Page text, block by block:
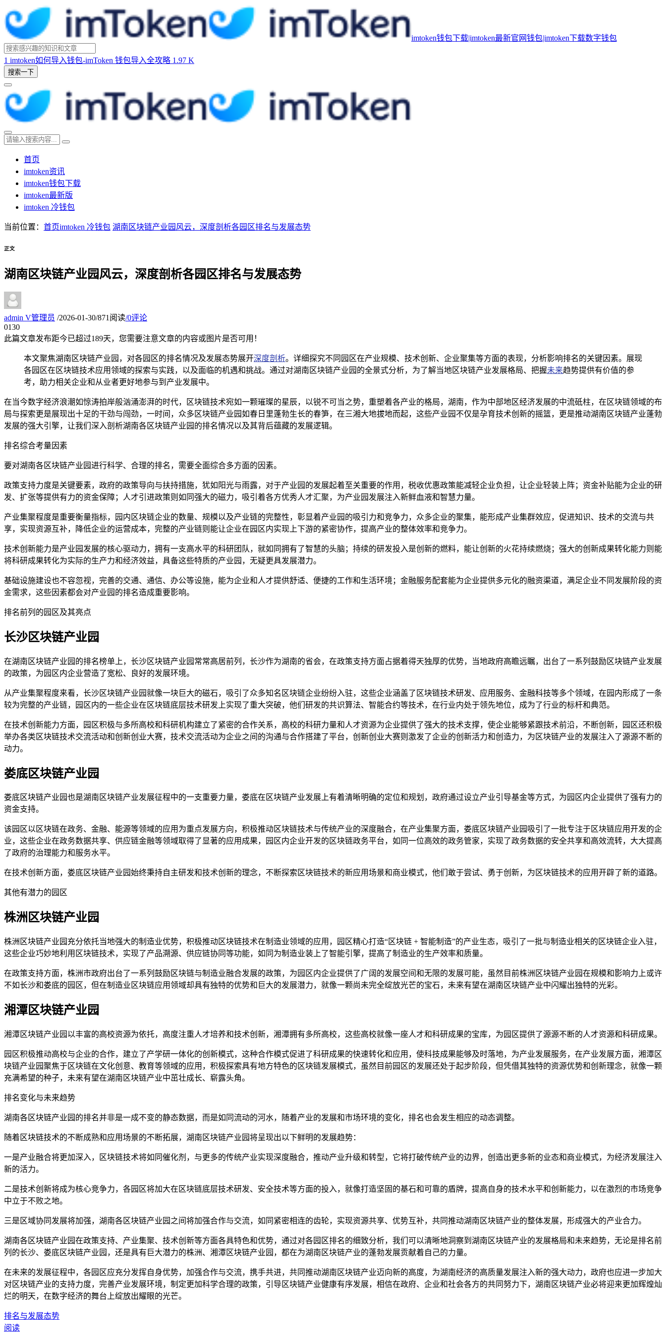
imtoken钱包下载|imtoken最新官网钱包|imtoken下载数字钱包
1 imtoken如何导入钱包-imToken 钱包导入全攻略 1.97 K
搜索一下
首页
imtoken资讯
imtoken钱包下载
imtoken最新版
imtoken 冷钱包
当前位置： 首页imtoken 冷钱包 湖南区块链产业园风云，深度剖析各园区排名与发展态势
正文
湖南区块链产业园风云，深度剖析各园区排名与发展态势
admin V管理员 /2026-01-30/871阅读/0评论
0130
此篇文章发布距今已超过189天，您需要注意文章的内容或图片是否可用！
本文聚焦湖南区块链产业园，对各园区的排名情况及发展态势展开深度剖析。详细探究不同园区在产业规模、技术创新、企业聚集等方面的表现，分析影响排名的关键因素。展现
各园区在区块链技术应用领域的探索与实践，以及面临的机遇和挑战。通过对湖南区块链产业园的全景式分析，为了解当地区块链产业发展格局、把握未来趋势提供有价值的参
考，助力相关企业和从业者更好地参与到产业发展中。
在当今数字经济浪潮如惊涛拍岸般汹涌澎湃的时代，区块链技术宛如一颗璀璨的星辰，以锐不可当之势，重塑着各产业的格局，湖南，作为中部地区经济发展的中流砥柱，在区块链领域的布
局与探索更是展现出十足的干劲与闯劲，一时间，众多区块链产业园如春日里蓬勃生长的春笋，在三湘大地拔地而起，这些产业园不仅是孕育技术创新的摇篮，更是推动湖南区块链产业蓬勃
发展的强大引擎，让我们深入剖析湖南各区块链产业园的排名情况以及其背后蕴藏的发展逻辑。
排名综合考量因素
要对湖南各区块链产业园进行科学、合理的排名，需要全面综合多方面的因素。
政策支持力度是关键要素，政府的政策导向与扶持措施，犹如阳光与雨露，对于产业园的发展起着至关重要的作用，税收优惠政策能减轻企业负担，让企业轻装上阵；资金补贴能为企业的研
发、扩张等提供有力的资金保障；人才引进政策则如同强大的磁力，吸引着各方优秀人才汇聚，为产业园发展注入新鲜血液和智慧力量。
产业集聚程度是重要衡量指标，园内区块链企业的数量、规模以及产业链的完整性，彰显着产业园的吸引力和竞争力，众多企业的聚集，能形成产业集群效应，促进知识、技术的交流与共
享，实现资源互补，降低企业的运营成本，完整的产业链则能让企业在园区内实现上下游的紧密协作，提高产业的整体效率和竞争力。
技术创新能力是产业园发展的核心驱动力，拥有一支高水平的科研团队，就如同拥有了智慧的头脑；持续的研发投入是创新的燃料，能让创新的火花持续燃烧；强大的创新成果转化能力则能
将科研成果转化为实际的生产力和经济效益，具备这些特质的产业园，无疑更具发展潜力。
基础设施建设也不容忽视，完善的交通、通信、办公等设施，能为企业和人才提供舒适、便捷的工作和生活环境；金融服务配套能为企业提供多元化的融资渠道，满足企业不同发展阶段的资
金需求，这些因素都会对产业园的排名造成重要影响。
排名前列的园区及其亮点
长沙区块链产业园
在湖南区块链产业园的排名榜单上，长沙区块链产业园常常高居前列，长沙作为湖南的省会，在政策支持方面占据着得天独厚的优势，当地政府高瞻远瞩，出台了一系列鼓励区块链产业发展
的政策，为园区内企业营造了宽松、良好的发展环境。
从产业集聚程度来看，长沙区块链产业园就像一块巨大的磁石，吸引了众多知名区块链企业纷纷入驻，这些企业涵盖了区块链技术研发、应用服务、金融科技等多个领域，在园内形成了一条
较为完整的产业链，园区内的一些企业在区块链底层技术研发上实现了重大突破，他们研发的共识算法、智能合约等技术，在行业内处于领先地位，成为了行业的标杆和典范。
在技术创新能力方面，园区积极与多所高校和科研机构建立了紧密的合作关系，高校的科研力量和人才资源为企业提供了强大的技术支撑，使企业能够紧跟技术前沿，不断创新，园区还积极
举办各类区块链技术交流活动和创新创业大赛，技术交流活动为企业之间的沟通与合作搭建了平台，创新创业大赛则激发了企业的创新活力和创造力，为区块链产业的发展注入了源源不断的
动力。
娄底区块链产业园
娄底区块链产业园也是湖南区块链产业发展征程中的一支重要力量，娄底在区块链产业发展上有着清晰明确的定位和规划，政府通过设立产业引导基金等方式，为园区内企业提供了强有力的
资金支持。
该园区以区块链在政务、金融、能源等领域的应用为重点发展方向，积极推动区块链技术与传统产业的深度融合，在产业集聚方面，娄底区块链产业园吸引了一批专注于区块链应用开发的企
业，这些企业在政务数据共享、供应链金融等领域取得了显著的应用成果，园区内企业开发的区块链政务平台，如同一位高效的政务管家，实现了政务数据的安全共享和高效流转，大大提高
了政府的治理能力和服务水平。
在技术创新方面，娄底区块链产业园始终秉持自主研发和技术创新的理念，不断探索区块链技术的新应用场景和商业模式，他们敢于尝试、勇于创新，为区块链技术的应用开辟了新的道路。
其他有潜力的园区
株洲区块链产业园
株洲区块链产业园充分依托当地强大的制造业优势，积极推动区块链技术在制造业领域的应用，园区精心打造“区块链 + 智能制造”的产业生态，吸引了一批与制造业相关的区块链企业入驻，
这些企业巧妙地利用区块链技术，实现了产品溯源、供应链协同等功能，如同为制造业装上了智能引擎，提高了制造业的生产效率和质量。
在政策支持方面，株洲市政府出台了一系列鼓励区块链与制造业融合发展的政策，为园区内企业提供了广阔的发展空间和无限的发展可能，虽然目前株洲区块链产业园在规模和影响力上或许
不如长沙和娄底的园区，但在制造业区块链应用领域却具有独特的优势和巨大的发展潜力，就像一颗尚未完全绽放光芒的宝石，未来有望在湖南区块链产业中闪耀出独特的光彩。
湘潭区块链产业园
湘潭区块链产业园以丰富的高校资源为依托，高度注重人才培养和技术创新，湘潭拥有多所高校，这些高校就像一座人才和科研成果的宝库，为园区提供了源源不断的人才资源和科研成果。
园区积极推动高校与企业的合作，建立了产学研一体化的创新模式，这种合作模式促进了科研成果的快速转化和应用，使科技成果能够及时落地，为产业发展服务，在产业发展方面，湘潭区
块链产业园聚焦于区块链在文化创意、教育等领域的应用，积极探索具有地方特色的区块链发展模式，虽然目前园区的发展还处于起步阶段，但凭借其独特的资源优势和创新理念，就像一颗
充满希望的种子，未来有望在湖南区块链产业中茁壮成长、崭露头角。
排名变化与未来趋势
湖南各区块链产业园的排名并非是一成不变的静态数据，而是如同流动的河水，随着产业的发展和市场环境的变化，排名也会发生相应的动态调整。
随着区块链技术的不断成熟和应用场景的不断拓展，湖南区块链产业园将呈现出以下鲜明的发展趋势：
一是产业融合将更加深入，区块链技术将如同催化剂，与更多的传统产业实现深度融合，推动产业升级和转型，它将打破传统产业的边界，创造出更多新的业态和商业模式，为经济发展注入
新的活力。
二是技术创新将成为核心竞争力，各园区将加大在区块链底层技术研发、安全技术等方面的投入，就像打造坚固的基石和可靠的盾牌，提高自身的技术水平和创新能力，以在激烈的市场竞争
中立于不败之地。
三是区域协同发展将加强，湖南各区块链产业园之间将加强合作与交流，如同紧密相连的齿轮，实现资源共享、优势互补，共同推动湖南区块链产业的整体发展，形成强大的产业合力。
湖南各区块链产业园在政策支持、产业集聚、技术创新等方面各具特色和优势，通过对各园区排名的细致分析，我们可以清晰地洞察到湖南区块链产业的发展格局和未来趋势，无论是排名前
列的长沙、娄底区块链产业园，还是具有巨大潜力的株洲、湘潭区块链产业园，都在为湖南区块链产业的蓬勃发展贡献着自己的力量。
在未来的发展征程中，各园区应充分发挥自身优势，加强合作与交流，携手共进，共同推动湖南区块链产业迈向新的高度，为湖南经济的高质量发展注入新的强大动力，政府也应进一步加大
对区块链产业的支持力度，完善产业发展环境，制定更加科学合理的政策，引导区块链产业健康有序发展，相信在政府、企业和社会各方的共同努力下，湖南区块链产业必将迎来更加辉煌灿
烂的明天，在数字经济的舞台上绽放出耀眼的光芒。
排名与发展态势
阅读